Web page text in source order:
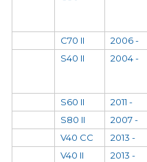
C70 II 2006 -
S40 II
2004 -
S60 II 2011 -
S80 II
2007 -
V40 CC
2013 -
V40 II
2013 -